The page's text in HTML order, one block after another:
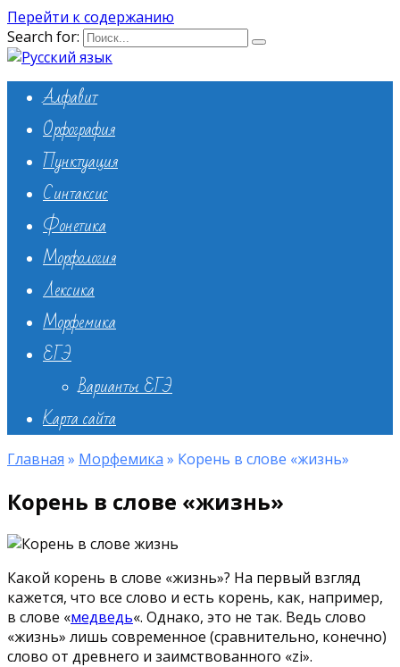
Перейти к содержанию
Search for:
Алфавит
Орфография
Пунктуация
Синтаксис
Фонетика
Морфология
Лексика
Морфемика
ЕГЭ
Варианты ЕГЭ
Карта сайта
Главная » Морфемика » Корень в слове «жизнь»
Корень в слове «жизнь»
Какой корень в слове «жизнь»? На первый взгляд
кажется, что все слово и есть корень, как, например,
в слове «медведь«. Однако, это не так. Ведь слово
«жизнь» лишь современное (сравнительно, конечно)
слово от древнего и заимствованного «zi».